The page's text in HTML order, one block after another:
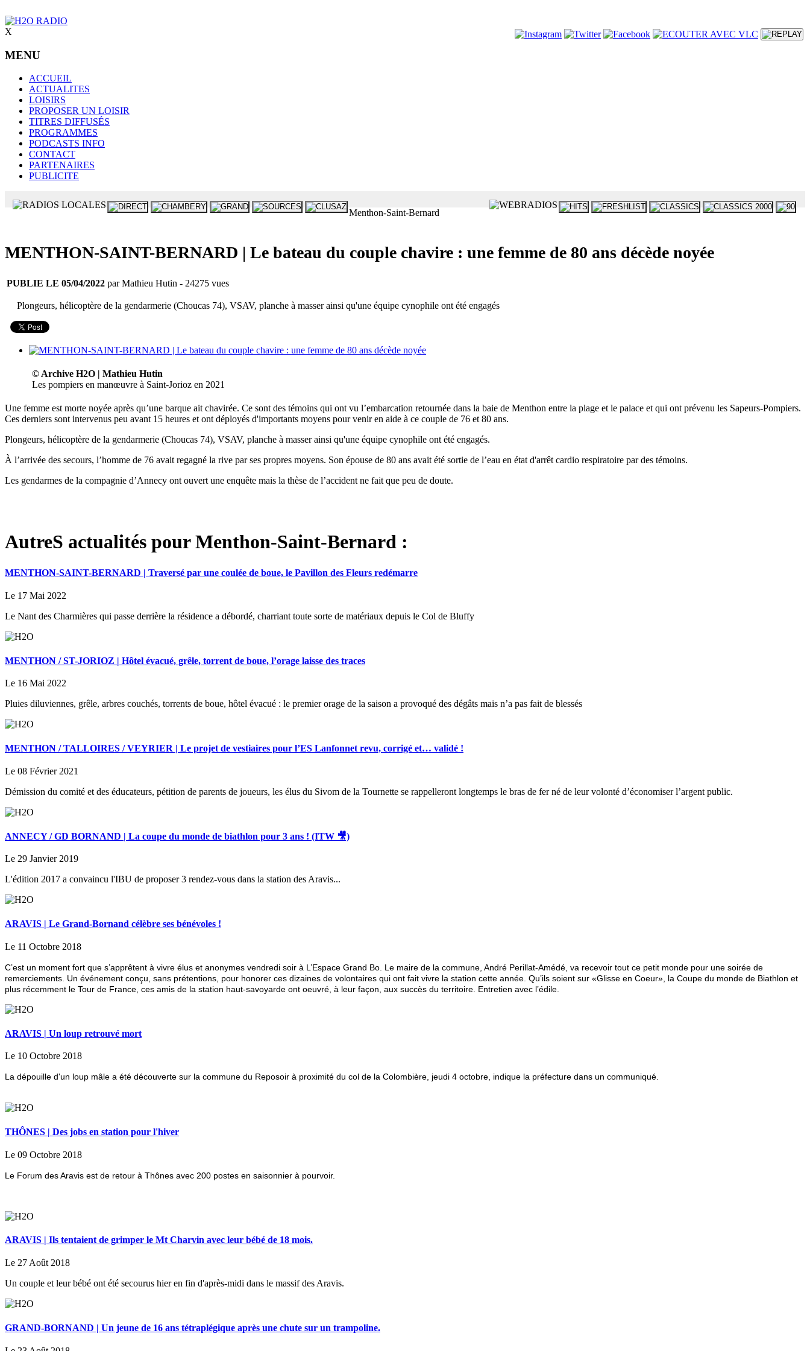
X
MENU
ACCUEIL
ACTUALITES
LOISIRS
PROPOSER UN LOISIR
TITRES DIFFUSÉS
PROGRAMMES
PODCASTS INFO
CONTACT
PARTENAIRES
PUBLICITE
Menthon-Saint-Bernard
MENTHON-SAINT-BERNARD | Le bateau du couple chavire : une femme de 80 ans décède noyée
PUBLIE LE 05/04/2022 par Mathieu Hutin - 24275 vues
Plongeurs, hélicoptère de la gendarmerie (Choucas 74), VSAV, planche à masser ainsi qu'une équipe cynophile ont été engagés
© Archive H2O | Mathieu Hutin
Les pompiers en manœuvre à Saint-Jorioz en 2021
Une femme est morte noyée après qu’une barque ait chavirée. Ce sont des témoins qui ont vu l’embarcation retournée dans la baie de Menthon entre la plage et le palace et qui ont prévenu les Sapeurs-Pompiers.
Ces derniers sont intervenus peu avant 15 heures et ont déployés d'importants moyens pour venir en aide à ce couple de 76 et 80 ans.
Plongeurs, hélicoptère de la gendarmerie (Choucas 74), VSAV, planche à masser ainsi qu'une équipe cynophile ont été engagés.
À l’arrivée des secours, l’homme de 76 avait regagné la rive par ses propres moyens. Son épouse de 80 ans avait été sortie de l’eau en état d'arrêt cardio respiratoire par des témoins.
Les gendarmes de la compagnie d’Annecy ont ouvert une enquête mais la thèse de l’accident ne fait que peu de doute.
AutreS actualités pour Menthon-Saint-Bernard :
MENTHON-SAINT-BERNARD | Traversé par une coulée de boue, le Pavillon des Fleurs redémarre
Le 17 Mai 2022
Le Nant des Charmières qui passe derrière la résidence a débordé, charriant toute sorte de matériaux depuis le Col de Bluffy
MENTHON / ST-JORIOZ | Hôtel évacué, grêle, torrent de boue, l’orage laisse des traces
Le 16 Mai 2022
Pluies diluviennes, grêle, arbres couchés, torrents de boue, hôtel évacué : le premier orage de la saison a provoqué des dégâts mais n’a pas fait de blessés
MENTHON / TALLOIRES / VEYRIER | Le projet de vestiaires pour l’ES Lanfonnet revu, corrigé et… validé !
Le 08 Février 2021
Démission du comité et des éducateurs, pétition de parents de joueurs, les élus du Sivom de la Tournette se rappelleront longtemps le bras de fer né de leur volonté d’économiser l’argent public.
ANNECY / GD BORNAND | La coupe du monde de biathlon pour 3 ans ! (ITW 🎥)
Le 29 Janvier 2019
L'édition 2017 a convaincu l'IBU de proposer 3 rendez-vous dans la station des Aravis...
ARAVIS | Le Grand-Bornand célèbre ses bénévoles !
Le 11 Octobre 2018
C’est un moment fort que s’apprêtent à vivre élus et anonymes vendredi soir à L’Espace Grand Bo. Le maire de la commune, André Perillat-Amédé, va recevoir tout ce petit monde pour une soirée de
remerciements. Un événement conçu, sans prétentions, pour honorer ces dizaines de volontaires qui ont fait vivre la station cette année. Qu’ils soient sur «Glisse en Coeur», la Coupe du monde de Biathlon et
plus récemment le Tour de France, ces amis de la station haut-savoyarde ont oeuvré, à leur façon, aux succès du territoire. Entretien avec l’édile.
ARAVIS | Un loup retrouvé mort
Le 10 Octobre 2018
La dépouille d'un loup mâle a été découverte sur la commune du Reposoir à proximité du col de la Colombière, jeudi 4 octobre, indique la préfecture dans un communiqué.
THÔNES | Des jobs en station pour l'hiver
Le 09 Octobre 2018
Le Forum des Aravis est de retour à Thônes avec 200 postes en saisonnier à pourvoir.
ARAVIS | Ils tentaient de grimper le Mt Charvin avec leur bébé de 18 mois.
Le 27 Août 2018
Un couple et leur bébé ont été secourus hier en fin d'après-midi dans le massif des Aravis.
GRAND-BORNAND | Un jeune de 16 ans tétraplégique après une chute sur un trampoline.